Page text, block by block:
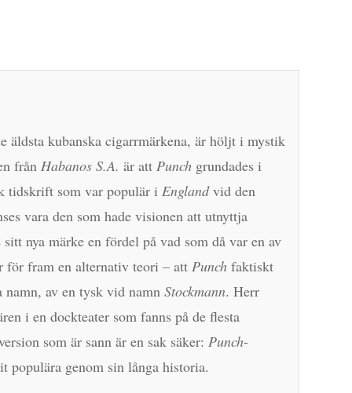
äldsta kubanska cigarrmärkena, är höljt i mystik
frånHabanos S.A. är attPunch grundades i
tidskrift som var populär iEnglandvid den
vara den som hade visionen att utnyttja
nya märke en fördel på vad som då var en av
för fram en alternativ teori – attPunch faktiskt
namn, av en tysk vid namnStockmann. Herr
i en dockteater som fanns på de flesta
som är sann är en sak säker:Punch-
populära genom sin långa historia.